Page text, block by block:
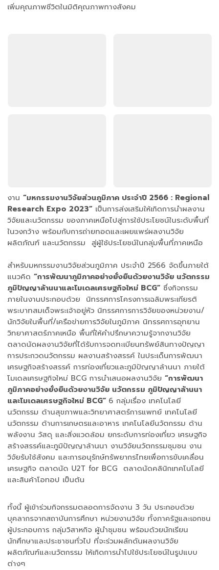
เพิ่มคุณภาพชีวิตในมิติคุณภาพทางสังคม
งาน “มหกรรมงานวิจัยส่วนภูมิภาค ประจำปี 2566 : Regional
Research Expo 2023” เป็นการส่งเสริมให้เกิดการนำผลงาน
วิจัยและนวัตกรรม ของภาคเหนือไปสู่การใช้ประโยชน์ในระดับพื้นที่
ในวงกว้าง พร้อมกับการถ่ายทอดและเผยแพร่ผลงานวิจัย
ผลิตภัณฑ์ และนวัตกรรม สู่ผู้ใช้ประโยชน์ในกลุ่มพื้นที่ภาคเหนือ
สำหรับมหกรรมงานวิจัยส่วนภูมิภาค ประจำปี 2566 จัดขึ้นภายใต้
แนวคิด “การพัฒนาภูมิภาคอย่างยั่งยืนด้วยงานวิจัย นวัตกรรม
ภูมิปัญญาล้านนาและโมเดลเศรษฐกิจใหม่ BCG” ซึ่งกิจกรรม
ภายในงานประกอบด้วย นิทรรศการโครงการเฉลิมพระเกียรติ
พระบาทสมเด็จพระเจ้าอยู่หัว นิทรรศการการวิจัยของหน่วยงาน/
นักวิจัยในพื้นที่/เครือข่ายการวิจัยในภูมิภาค นิทรรศการอุทยาน
วิทยาศาสตร์ภาคเหนือ พื้นที่ให้คำปรึกษาความรู้จากงานวิจัย
ตลาดนัดผลงานวิจัยที่ได้รับการจดทะเบียนทรัพย์สินทางปัญญา
การประกวดนวัตกรรม ผลงานสร้างสรรค์ ในประเด็นการพัฒนา
เศรษฐกิจสร้างสรรค์ การท่องเที่ยวและภูมิปัญญาล้านนา ภายใต้
โมเดลเศรษฐกิจใหม่ BCG การนำเสนอผลงานวิจัย “การพัฒนา
ภูมิภาคอย่างยั่งยืนด้วยงานวิจัย นวัตกรรม ภูมิปัญญาล้านนา
และโมเดลเศรษฐกิจใหม่ BCG” 6 กลุ่มเรื่อง เทคโนโลยี
นวัตกรรม ด้านสุขภาพและวิทยาศาสตร์การแพทย์ เทคโนโลยี
นวัตกรรม ด้านการเกษตรและอาหาร เทคโนโลยีนวัตกรรม ด้าน
พลังงาน วัสดุ และสิ่งแวดล้อม ยกระดับการท่องเที่ยว เศรษฐกิจ
สร้างสรรค์และภูมิปัญญาล้านนา งานวิจัยนวัตกรรมชุมชน งาน
วิจัยรับใช้สังคม และการอนุรักษ์ทรัพยากรไทยเพื่อการขับเคลื่อน
เศรษฐกิจ ตลาดนัด U2T for BCG ตลาดนัดคลินิกเทคโนโลยี
และสินค้าโอทอป เป็นต้น
ทั้งนี้ ผู้เข้าร่วมกิจกรรมตลอดการจัดงาน 3 วัน ประกอบด้วย
บุคลากรจากสถาบันการศึกษา หน่วยงานวิจัย ทั้งภาครัฐและเอกชน
ผู้ประกอบการ กลุ่มวิสาหกิจ ผู้นำชุมชน พร้อมด้วยนักเรียน
นักศึกษาและประชาชนทั่วไป ที่จะร่วมผลักดันผลงานวิจัย
ผลิตภัณฑ์และนวัตกรรม ให้เกิดการนำไปใช้ประโยชน์ในรูปแบบ
ต่างๆ